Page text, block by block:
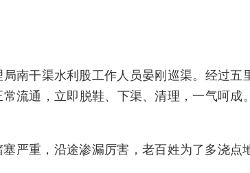
南干渠水利股工作人员晏刚巡渠。经过五
流通，立即脱鞋、下渠、清理，一气呵成
严重，沿途渗漏厉害，老百姓为了多浇点